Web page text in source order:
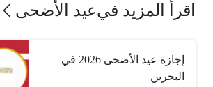
اقرأ المزيد فيعيد الأضحى
إجازة عيد الأضحى 2026 في
البحرين